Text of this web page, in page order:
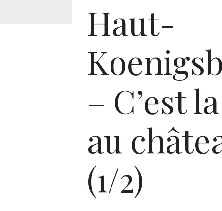
Haut-
– C’est
au
(1/2)